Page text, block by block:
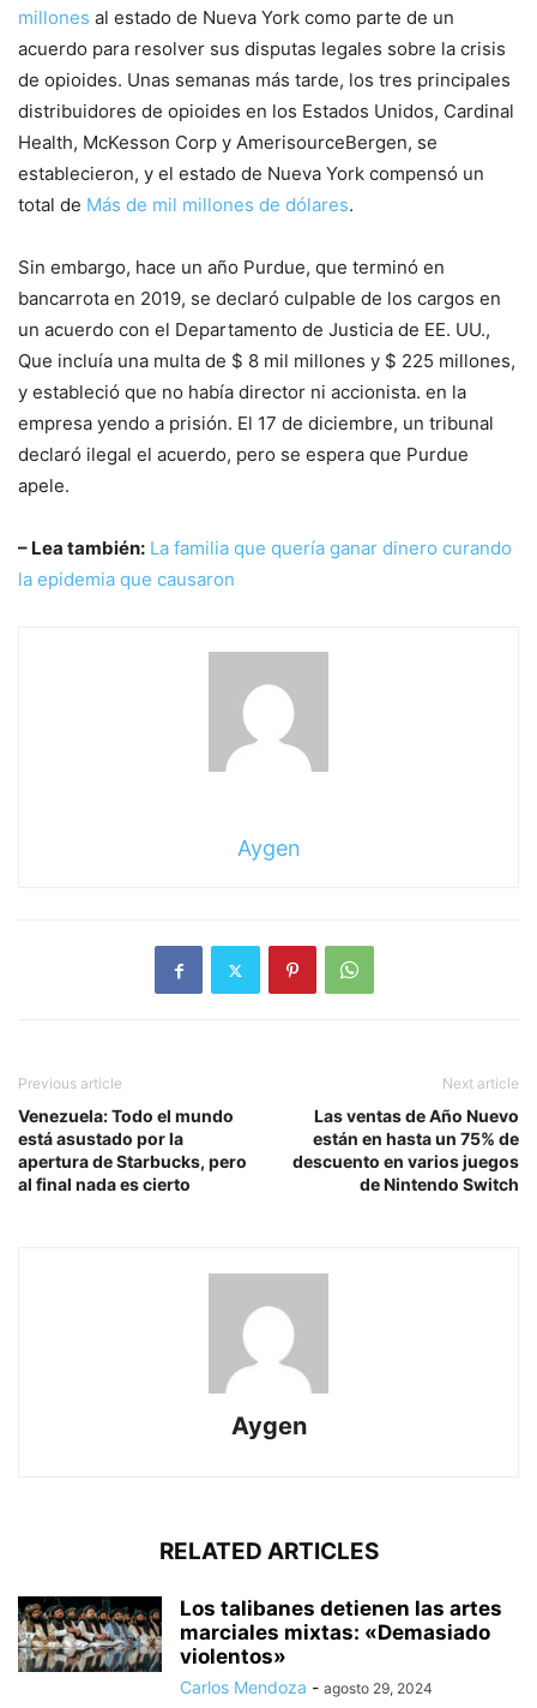
millones al estado de Nueva York como parte de un
acuerdo para resolver sus disputas legales sobre la crisis
de opioides. Unas semanas más tarde, los tres principales
distribuidores de opioides en los Estados Unidos, Cardinal
Health, McKesson Corp y AmerisourceBergen, se
establecieron, y el estado de Nueva York compensó un
total de Más de mil millones de dólares.
Sin embargo, hace un año Purdue, que terminó en
bancarrota en 2019, se declaró culpable de los cargos en
un acuerdo con el Departamento de Justicia de EE. UU.,
Que incluía una multa de $ 8 mil millones y $ 225 millones,
y estableció que no había director ni accionista. en la
empresa yendo a prisión. El 17 de diciembre, un tribunal
declaró ilegal el acuerdo, pero se espera que Purdue
apele.
– Lea también: La familia que quería ganar dinero curando
la epidemia que causaron
Aygen
Previous article
Venezuela: Todo el mundo
está asustado por la
apertura de Starbucks, pero
al final nada es cierto
Next article
Las ventas de Año Nuevo
están en hasta un 75% de
descuento en varios juegos
de Nintendo Switch
Aygen
RELATED ARTICLES
Los talibanes detienen las artes
marciales mixtas: «Demasiado
violentos»
Carlos Mendoza - agosto 29, 2024